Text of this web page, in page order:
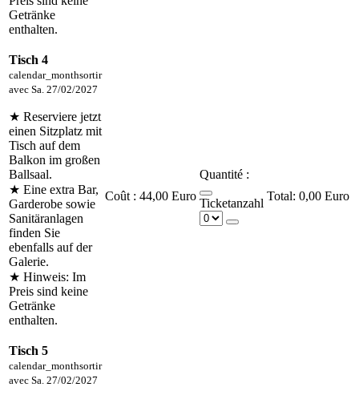
Getränke
enthalten.
Tisch 4
calendar_monthsortir
avec Sa. 27/02/2027
★ Reserviere jetzt
einen Sitzplatz mit
Tisch auf dem
Balkon im großen
Ballsaal.
★ Eine extra Bar,
Garderobe sowie
Sanitäranlagen
finden Sie
ebenfalls auf der
Galerie.
★ Hinweis: Im
Preis sind keine
Getränke
enthalten.
Coût : 44,00 Euro
Quantité :
Ticketanzahl
0,00 Euro
Tisch 5
calendar_monthsortir
avec Sa. 27/02/2027